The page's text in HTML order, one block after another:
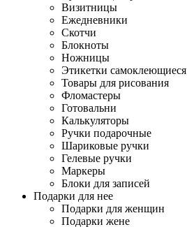
Визитницы
Ежедневники
Скотчи
Блокноты
Ножницы
Этикетки самоклеющиеся
Товары для рисования
Фломастеры
Готовальни
Калькуляторы
Ручки подарочные
Шариковые ручки
Гелевые ручки
Маркеры
Блоки для записей
Подарки для нее
Подарки для женщин
Подарки жене